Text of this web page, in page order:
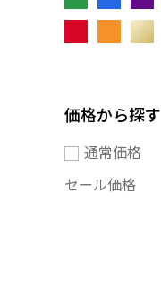
価格から探す
通常価格
セール価格